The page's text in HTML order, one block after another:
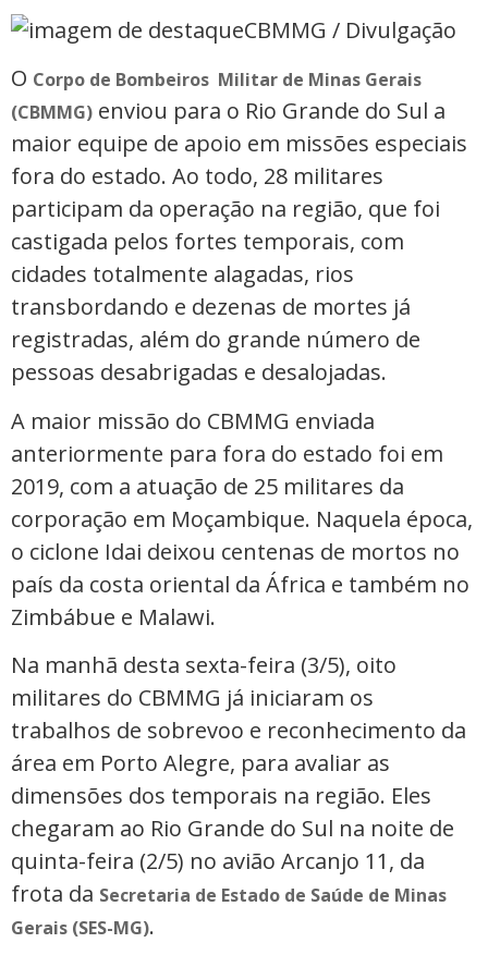
CBMMG / Divulgação
O Corpo de Bombeiros Militar de Minas Gerais
(CBMMG) enviou para o Rio Grande do Sul a
maior equipe de apoio em missões especiais
fora do estado. Ao todo, 28 militares
participam da operação na região, que foi
castigada pelos fortes temporais, com
cidades totalmente alagadas, rios
transbordando e dezenas de mortes já
registradas, além do grande número de
pessoas desabrigadas e desalojadas.
A maior missão do CBMMG enviada
anteriormente para fora do estado foi em
2019, com a atuação de 25 militares da
corporação em Moçambique. Naquela época,
o ciclone Idai deixou centenas de mortos no
país da costa oriental da África e também no
Zimbábue e Malawi.
Na manhã desta sexta-feira (3/5), oito
militares do CBMMG já iniciaram os
trabalhos de sobrevoo e reconhecimento da
área em Porto Alegre, para avaliar as
dimensões dos temporais na região. Eles
chegaram ao Rio Grande do Sul na noite de
quinta-feira (2/5) no avião Arcanjo 11, da
frota da Secretaria de Estado de Saúde de Minas
Gerais (SES-MG).